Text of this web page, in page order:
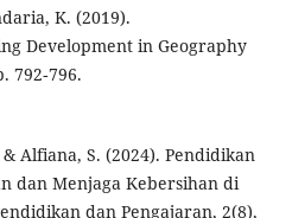
K. (2019).
Development in Geography
792‑796.
Alfiana, S. (2024). Pendidikan
dan Menjaga Kebersihan di
dan Pengajaran, 2(8),